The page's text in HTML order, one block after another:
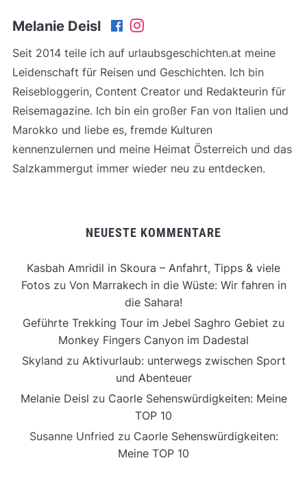
Melanie Deisl
Seit 2014 teile ich auf urlaubsgeschichten.at meine
Leidenschaft für Reisen und Geschichten. Ich bin
Reisebloggerin, Content Creator und Redakteurin für
Reisemagazine. Ich bin ein großer Fan von Italien und
Marokko und liebe es, fremde Kulturen
kennenzulernen und meine Heimat Österreich und das
Salzkammergut immer wieder neu zu entdecken.
NEUESTE KOMMENTARE
Kasbah Amridil in Skoura – Anfahrt, Tipps & viele
Fotoszu Von Marrakech in die Wüste: Wir fahren in
die Sahara!
Geführte Trekking Tour im Jebel Saghro Gebiet zu
Monkey Fingers Canyon im Dadestal
Skyland zu Aktivurlaub: unterwegs zwischen Sport
und Abenteuer
Melanie Deisl zu Caorle Sehenswürdigkeiten: Meine
TOP 10
Susanne Unfried zu Caorle Sehenswürdigkeiten:
Meine TOP 10